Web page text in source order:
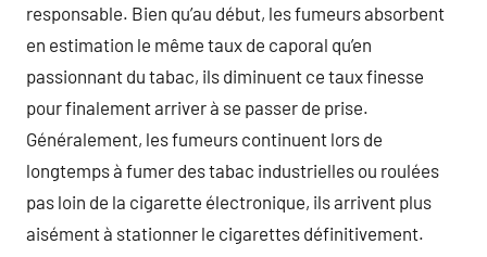
responsable. Bien qu’au début, les fumeurs absorbent
en estimation le même taux de caporal qu’en
passionnant du tabac, ils diminuent ce taux finesse
pour finalement arriver à se passer de prise.
Généralement, les fumeurs continuent lors de
longtemps à fumer des tabac industrielles ou roulées
pas loin de la cigarette électronique, ils arrivent plus
aisément à stationner le cigarettes définitivement.